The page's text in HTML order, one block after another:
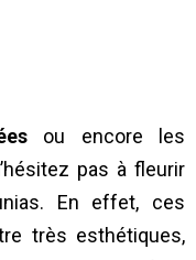
ou encore les
pas à fleurir
En effet, ces
très esthétiques,